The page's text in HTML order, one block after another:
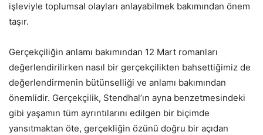
işleviyle toplumsal olayları anlayabilmek bakımından önem
taşır.
Gerçekçiliğin anlamı bakımından 12 Mart romanları
değerlendirilirken nasıl bir gerçekçilikten bahsettiğimiz de
değerlendirmenin bütünselliği ve anlamı bakımından
önemlidir. Gerçekçilik, Stendhal’ın ayna benzetmesindeki
gibi yaşamın tüm ayrıntılarını edilgen bir biçimde
yansıtmaktan öte, gerçekliğin özünü doğru bir açıdan